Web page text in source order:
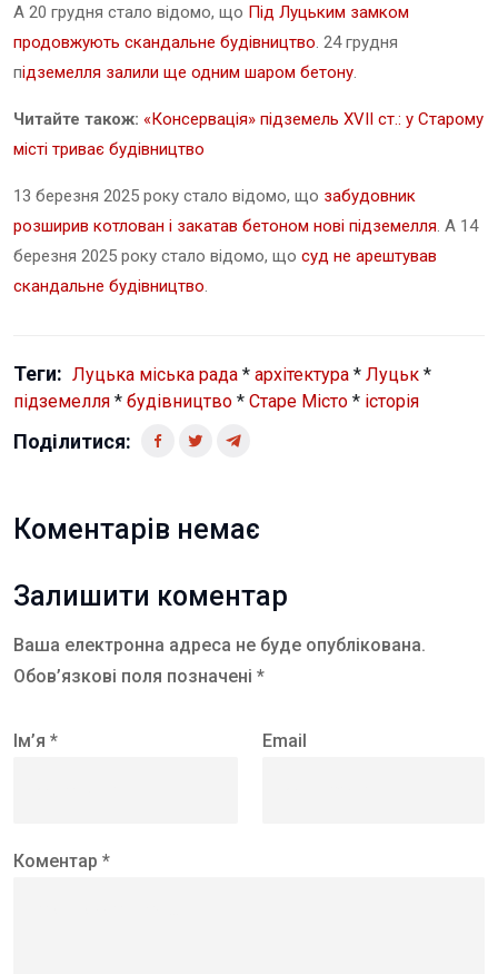
А 20 грудня стало відомо, що Під Луцьким замком
продовжують скандальне будівництво. 24 грудня
підземелля залили ще одним шаром бетону.
Читайте також: «Консервація» підземель XVII ст.: у Старому
місті триває будівництво
13 березня 2025 року стало відомо, що забудовник
розширив котлован і закатав бетоном нові підземелля. А 14
березня 2025 року стало відомо, що суд не арештував
скандальне будівництво.
Теги: Луцька міська рада * архітектура * Луцьк *
підземелля * будівництво * Старе Місто * історія
Поділитися:
Коментарів немає
Залишити коментар
Ваша електронна адреса не буде опублікована.
Обов’язкові поля позначені *
Ім’я * Email
Коментар *